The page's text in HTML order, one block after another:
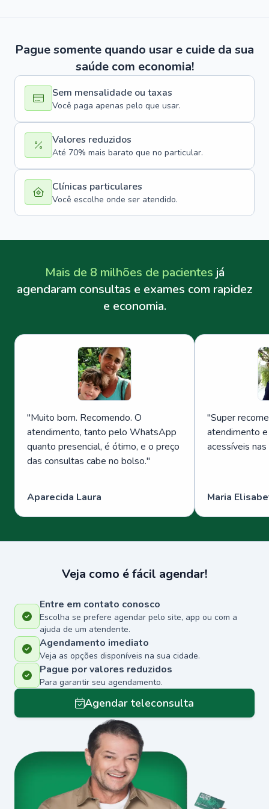
Pague somente quando usar e cuide da sua
saúde com economia!
Sem mensalidade ou taxas
Você paga apenas pelo que usar.
Valores reduzidos
Até 70% mais barato que no particular.
Clínicas particulares
Você escolhe onde ser atendido.
Mais de 8 milhões de pacientes já
agendaram consultas e exames com rapidez
e economia.
"Muito bom. Recomendo. O
atendimento, tanto pelo WhatsApp
quanto presencial, é ótimo, e o preço
das consultas cabe no bolso."
Aparecida Laura
"Super
atendimento
acessíveis
Maria
Veja como é fácil agendar!
Entre em contato conosco
Escolha se prefere agendar pelo site, app ou com a
ajuda de um atendente.
Agendamento imediato
Veja as opções disponíveis na sua cidade.
Pague por valores reduzidos
Para garantir seu agendamento.
Agendar teleconsulta